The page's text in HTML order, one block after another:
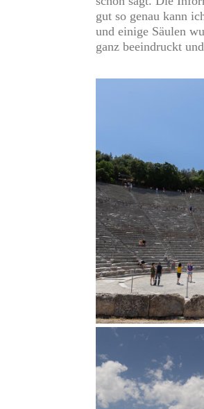
gut so genau kann
und einige Säulen
ganz beeindruckt